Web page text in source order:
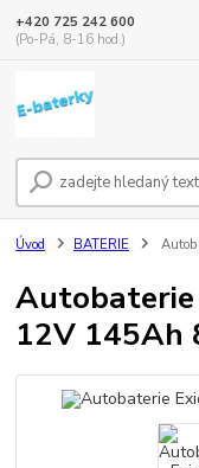
+420 725 242 600
(Po-Pá, 8-16 hod.)
Úvod BATERIE
12V 145Ah